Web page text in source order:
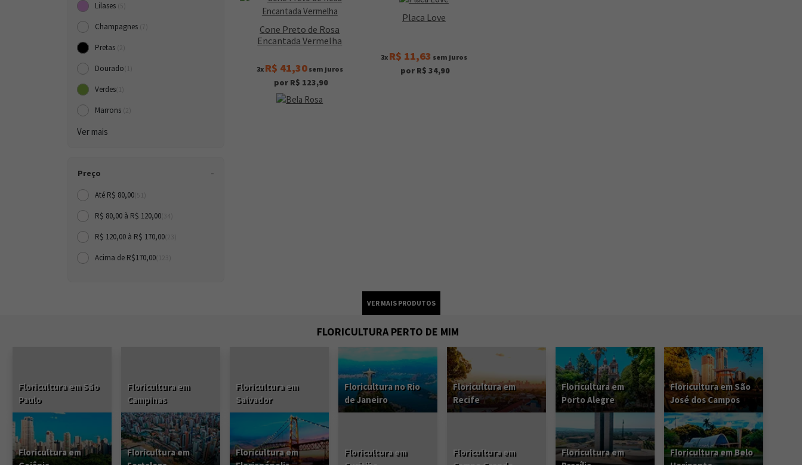
Lilases
Champagnes
Pretas
Dourado
Verdes
Marrons
Ver mais
Preço
Até R$ 80,00
R$ 80,00 à R$ 120,00
R$ 120,00 à R$ 170,00
Acima de R$170,00
Cone Preto de Rosa
Encantada Vermelha
3x R$ 41,30sem juros
por R$ 123,90
Placa Love
3x R$ 11,63 sem juros
por R$ 34,90
FLORICULTURA PERTO DE MIM
Floricultura em São
Paulo
Floricultura em
Campinas
Floricultura em
Salvador
Floricultura no Rio
de Janeiro
Floricultura em
Recife
Floricultura em
Porto Alegre
Floricultura em São
José dos Campos
Floricultura em
Floricultura em
Floricultura em
Floricultura em
Floricultura em
Floricultura em
Floricultura em Belo